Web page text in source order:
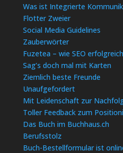
Was ist Integrierte
Flotter Zweier
Social Media Guidelines
Zauberwörter
Fuzetea – wie SEO
Sag’s doch mal mit Karten
Ziemlich beste Freunde
Unaufgefordert
Mit Leidenschaft zur
Toller Feedback zum
Das Buch im Buchhaus.ch
Berufsstolz
Buch-Bestellformular ist